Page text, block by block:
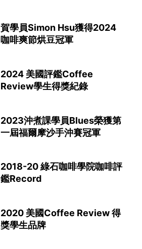
賀學員Simon Hsu獲得2024
咖啡爽節烘豆冠軍
2024 美國評鑑Coffee
Review學生得獎紀錄
2023沖煮課學員Blues榮獲第
一屆福爾摩沙手沖賽冠軍
2018-20 綠石咖啡學院咖啡評
鑑Record
2020 美國Coffee Review 得
獎學生品牌